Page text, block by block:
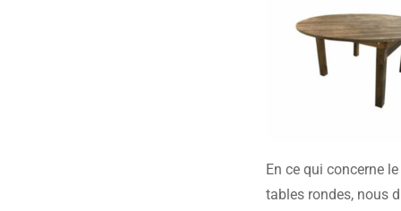
En ce qui concerne
tables rondes, nous